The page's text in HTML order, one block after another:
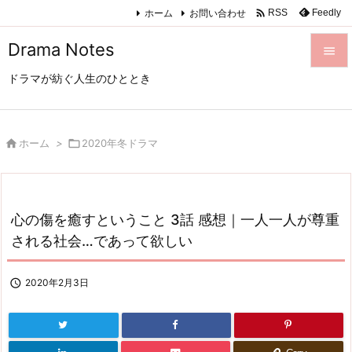
Drama Notes
ドラマが紡ぐ人生のひととき

次へ
検索
ホーム お問い合わせ  RSS Feedly
 ホーム > 2020年冬ドラマ
心の傷を癒すということ 3話 感想｜一人一人が尊重
される社会…であって欲しい
 2020年2月3日